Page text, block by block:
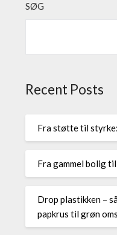
SØG
Recent Posts
Fra støtte til
Fra gammel bolig
Drop plastikken –
papkrus til grøn